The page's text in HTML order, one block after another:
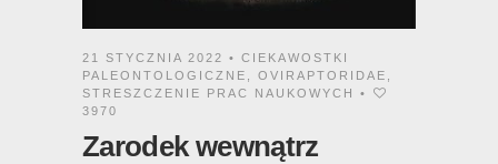
21 STYCZNIA 2022 • CIEKAWOSTKI
PALEONTOLOGICZNE
OVIRAPTORIDAE
STRESZCZENIE PRAC NAUKOWYCH
•
3970
Zarodek wewnątrz